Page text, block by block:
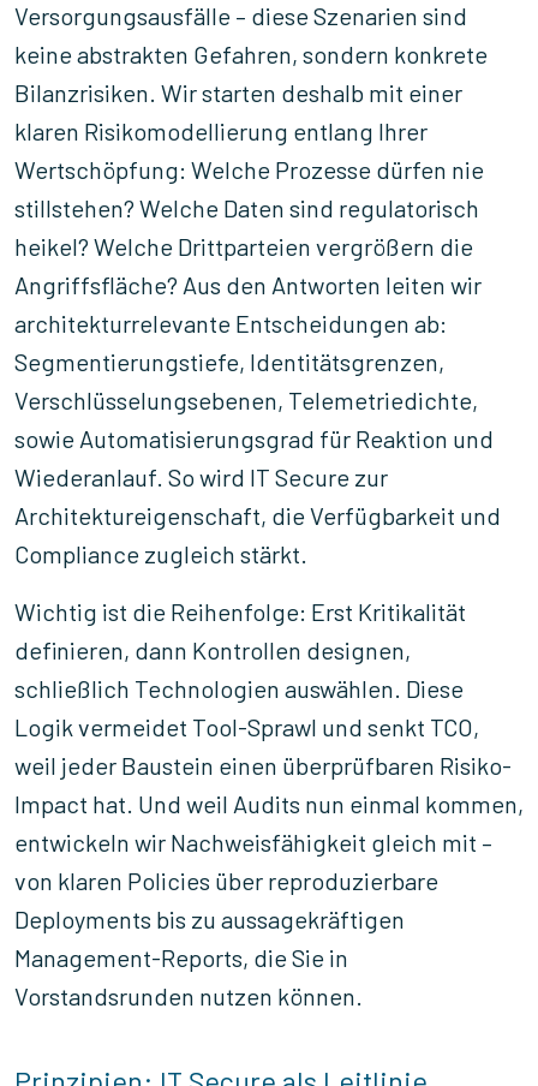
Versorgungsausfälle – diese Szenarien sind
keine abstrakten Gefahren, sondern konkrete
Bilanzrisiken. Wir starten deshalb mit einer
klaren Risikomodellierung entlang Ihrer
Wertschöpfung: Welche Prozesse dürfen nie
stillstehen? Welche Daten sind regulatorisch
heikel? Welche Drittparteien vergrößern die
Angriffsfläche? Aus den Antworten leiten wir
architekturrelevante Entscheidungen ab:
Segmentierungstiefe, Identitätsgrenzen,
Verschlüsselungsebenen, Telemetriedichte,
sowie Automatisierungsgrad für Reaktion und
Wiederanlauf. So wird IT Secure zur
Architektureigenschaft, die Verfügbarkeit und
Compliance zugleich stärkt.
Wichtig ist die Reihenfolge: Erst Kritikalität
definieren, dann Kontrollen designen,
schließlich Technologien auswählen. Diese
Logik vermeidet Tool-Sprawl und senkt TCO,
weil jeder Baustein einen überprüfbaren Risiko-
Impact hat. Und weil Audits nun einmal kommen,
entwickeln wir Nachweisfähigkeit gleich mit –
von klaren Policies über reproduzierbare
Deployments bis zu aussagekräftigen
Management-Reports, die Sie in
Vorstandsrunden nutzen können.